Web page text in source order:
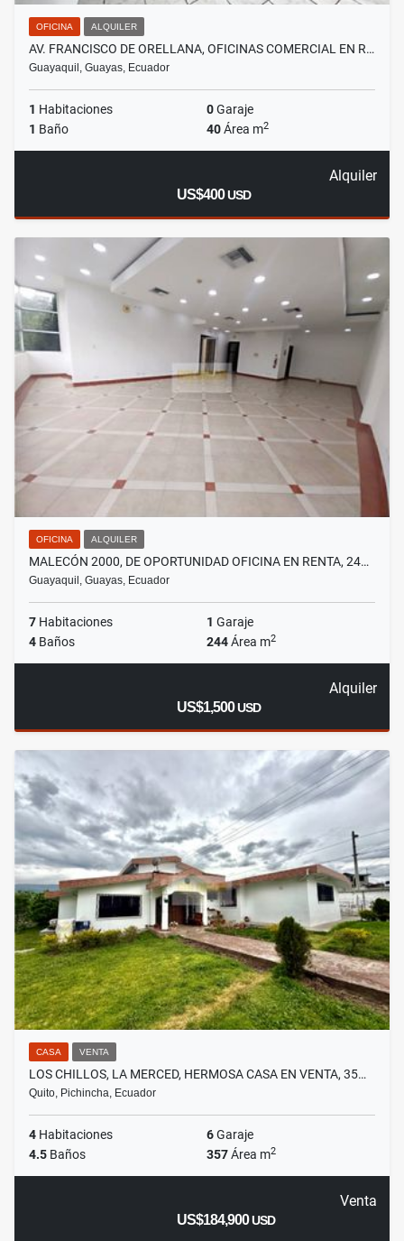
OFICINA ALQUILER
AV. FRANCISCO DE ORELLANA, OFICINAS COMERCIAL EN R…
Guayaquil, Guayas, Ecuador
1 Habitaciones 0Garaje
1 Baño 40Área m2
Alquiler
US$400USD
OFICINA ALQUILER
MALECÓN 2000, DE OPORTUNIDAD OFICINA EN RENTA, 24…
Guayaquil, Guayas, Ecuador
7 Habitaciones 1 Garaje
4 Baños 244Área m2
Alquiler
US$1,500USD
CASA VENTA
LOS CHILLOS, LA MERCED, HERMOSA CASA EN VENTA, 35…
Quito, Pichincha, Ecuador
4 Habitaciones 6Garaje
4.5 Baños 357Área m2
Venta
US$184,900USD